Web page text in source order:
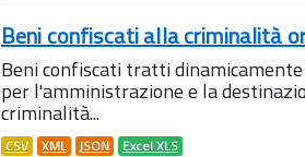
Beni confiscati alla criminalità
Beni confiscati tratti
per l'amministrazione e la
criminalità...
CSV XML JSON Excel XLS